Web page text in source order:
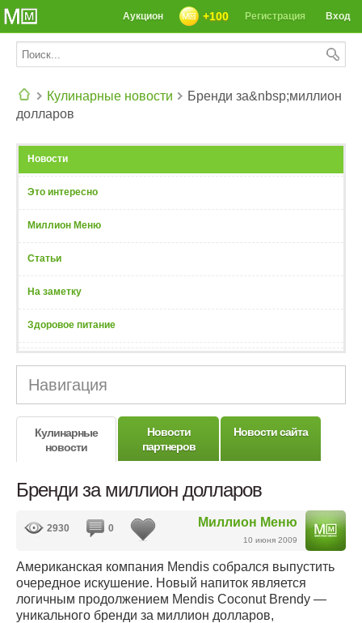
Вход
Регистрация
+100
Аукцион
Кулинарные новости
Бренди за&nbsp;миллион
долларов
Новости
Это интересно
Миллион Меню
Статьи
На заметку
Здоровое питание
Навигация
Кулинарные
новости
Новости
партнеров
Новости сайта
Бренди за миллион долларов
Миллион Меню
10 июня 2009
2930 0
Американская компания Mendis собрался выпустить
очередное искушение. Новый напиток является
логичным продолжением Mendis Coconut Brendy —
уникального бренди за миллион долларов,